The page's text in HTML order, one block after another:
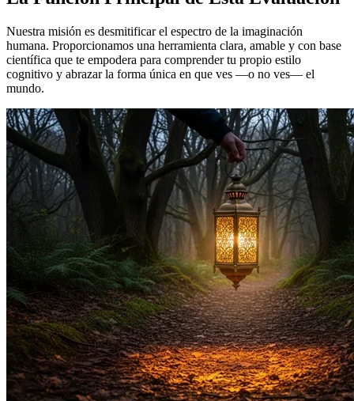
Nuestra misión es desmitificar el espectro de la imaginación
humana. Proporcionamos una herramienta clara, amable y con base
científica que te empodera para comprender tu propio estilo
cognitivo y abrazar la forma única en que ves —o no ves— el
mundo.